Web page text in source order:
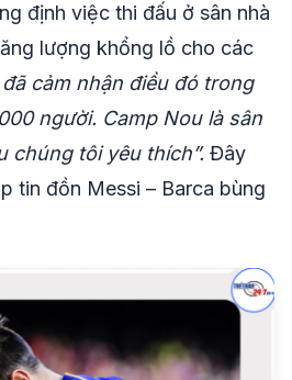
định việc thi đấu ở sân nhà
lượng khổng lồ cho các
đã cảm nhận điều đó trong
người. Camp Nou là sân
chúng tôi yêu thích”. Đây
tin đồn Messi – Barca bùng